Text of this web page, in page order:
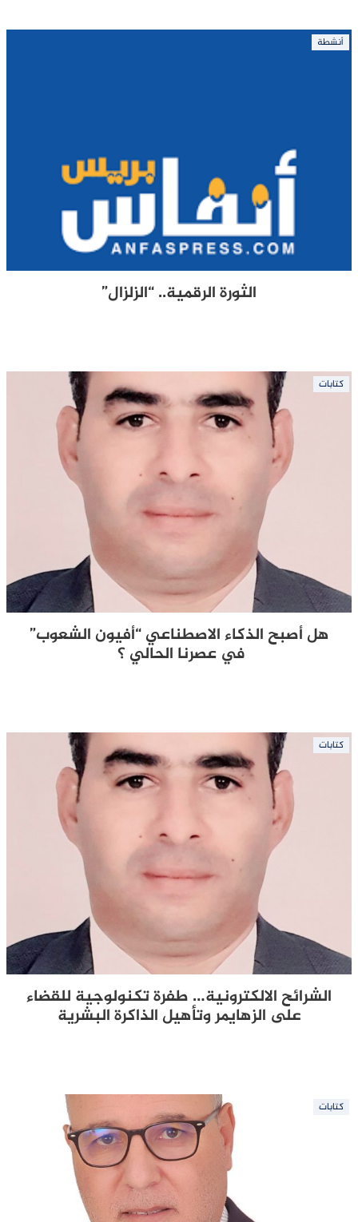
أنشطة
الثورة الرقمية.. “الزلزال”
كتابات
هل أصبح الذكاء الاصطناعي “أفيون الشعوب”
في عصرنا الحالي ؟
كتابات
الشرائح الالكترونية… طفرة تكنولوجية للقضاء
على الزهايمر وتأهيل الذاكرة البشرية
كتابات